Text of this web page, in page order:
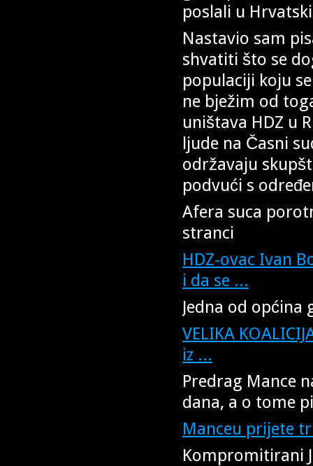
poslali u
Nastavio sam
shvatiti što se
populaciji koju
ne bježim od
uništava HDZ u
ljude na Časni
održavaju
podvući s
Afera suca
stranci
HDZ-ovac Ivan
i da se ...
Jedna od općina
VELIKA
iz ...
Predrag Mance
dana, a o tome
Manceu prijete
Kompromitirani